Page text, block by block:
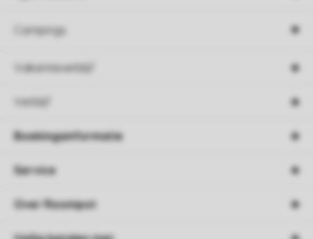
Campings
Vakantieverblijf
Verblijf
Boekingsinformatie
Service
Over Roompot